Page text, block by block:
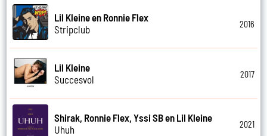
Lil Kleine en Ronnie Flex
Stripclub
2016
Lil Kleine
Succesvol
2017
Shirak, Ronnie Flex, Yssi SB en Lil Kleine
Uhuh
2021